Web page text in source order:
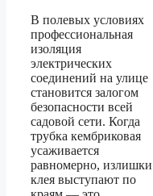
В полевых условиях
профессиональная
изоляция
электрических
соединений на улице
становится залогом
безопасности всей
садовой сети. Когда
трубка кембриковая
усаживается
равномерно, излишки
клея выступают по